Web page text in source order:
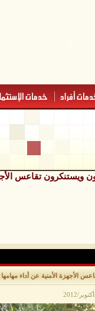
تقاعس
الأجهزة الأمنية عن أداء مهامها